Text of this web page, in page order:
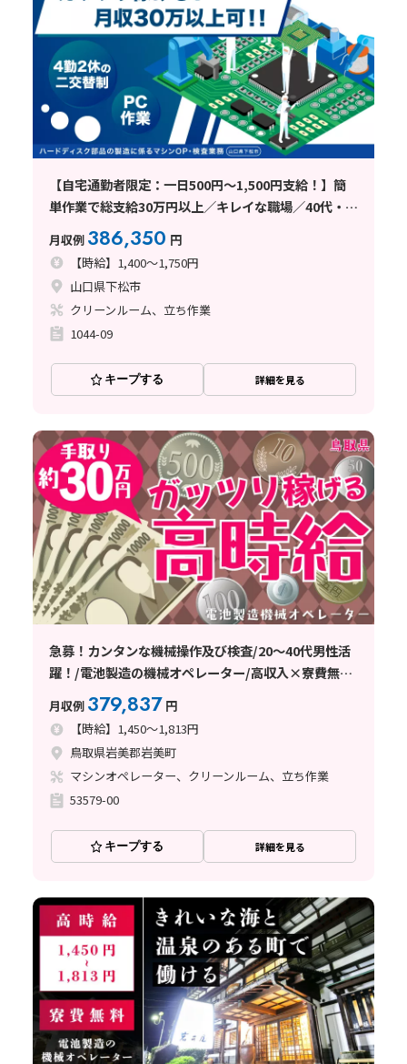
【自宅通勤者限定：一日500円～1,500円支給！】簡
単作業で総支給30万円以上／キレイな職場／40代・
50代活躍
月収例 386,350 円
【時給】1,400～1,750円
山口県下松市
クリーンルーム、立ち作業
1044-09
キープする 詳細を見る
急募！カンタンな機械操作及び検査/20～40代男性活
躍！/電池製造の機械オペレーター/高収入×寮費無料
月収例 379,837 円
【時給】1,450～1,813円
鳥取県岩美郡岩美町
マシンオペレーター、クリーンルーム、立ち作業
53579-00
キープする 詳細を見る